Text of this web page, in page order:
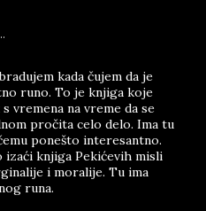
kada čujem da je
runo. To je knjiga koje
vremena na vreme da se
pročita celo delo. Ima tu
ponešto interesantno.
knjiga Pekićevih misli
i moralije. Tu ima
runa.